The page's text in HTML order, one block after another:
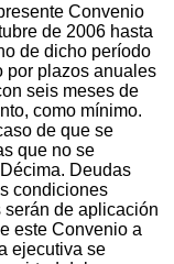
Convenio
de 2006 hasta
de dicho período
por plazos anuales
seis meses de
como mínimo.
de que se
que no se
Deudas
condiciones
de aplicación
este Convenio a
ejecutiva se